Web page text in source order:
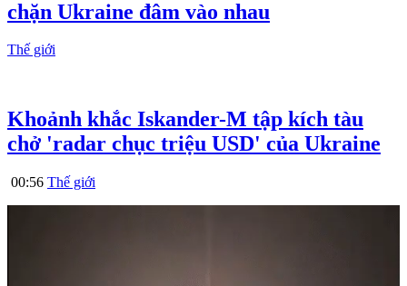
chặn Ukraine đâm vào nhau
Thế giới
Khoảnh khắc Iskander-M tập kích tàu
chở 'radar chục triệu USD' của Ukraine
00:56 Thế giới